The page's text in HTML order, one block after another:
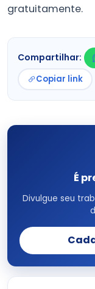
gratuitamente.
Compartilhar:
Copiar link
É
Divulgue seu